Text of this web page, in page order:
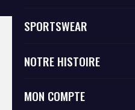
SPORTSWEAR
NOTRE HISTOIRE
MON COMPTE